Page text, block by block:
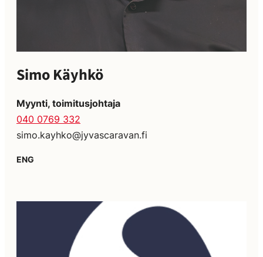
Simo Käyhkö
Myynti, toimitusjohtaja
040 0769 332
simo.kayhko@jyvascaravan.fi
ENG